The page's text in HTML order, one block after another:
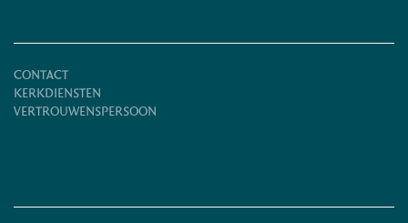
CONTACT
KERKDIENSTEN
VERTROUWENSPERSOON